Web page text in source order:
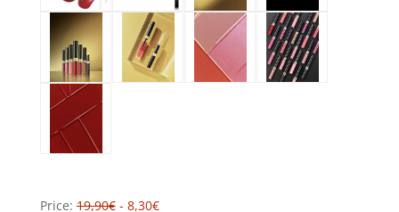
Price:19,90€- 8,30€